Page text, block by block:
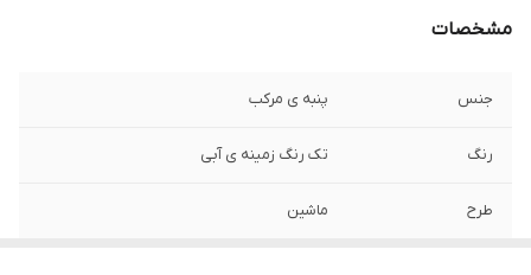
مشخصات
جنس پنبه ی مرکب
رنگ تک رنگ زمینه ی آبی
طرح ماشین